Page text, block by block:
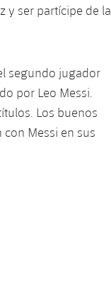
y ser partícipe de la
segundo jugador
por Leo Messi.
Los buenos
Messi en sus